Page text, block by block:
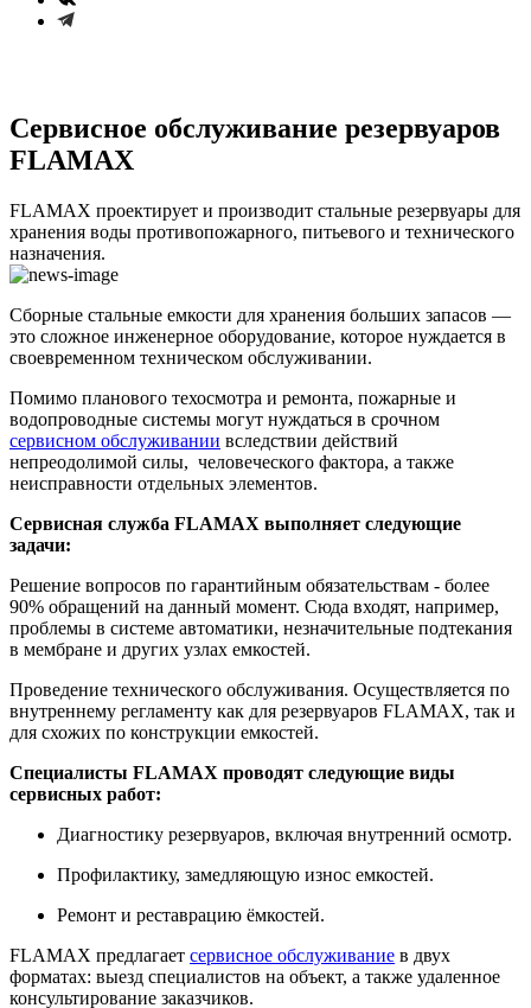
Сервисное обслуживание резервуаров
FLAMAX
FLAMAX проектирует и производит стальные резервуары для
хранения воды противопожарного, питьевого и технического
назначения.
Сборные стальные емкости для хранения больших запасов —
это сложное инженерное оборудование, которое нуждается в
своевременном техническом обслуживании.
Помимо планового техосмотра и ремонта, пожарные и
водопроводные системы могут нуждаться в срочном
сервисном обслуживании вследствии действий
непреодолимой силы, человеческого фактора, а также
неисправности отдельных элементов.
Сервисная служба FLAMAX выполняет следующие
задачи:
Решение вопросов по гарантийным обязательствам - более
90% обращений на данный момент. Сюда входят, например,
проблемы в системе автоматики, незначительные подтекания
в мембране и других узлах емкостей.
Проведение технического обслуживания. Осуществляется по
внутреннему регламенту как для резервуаров FLAMAX, так и
для схожих по конструкции емкостей.
Специалисты FLAMAX проводят следующие виды
сервисных работ:
Диагностику резервуаров, включая внутренний осмотр.
Профилактику, замедляющую износ емкостей.
Ремонт и реставрацию ёмкостей.
FLAMAX предлагает сервисное обслуживание в двух
форматах: выезд специалистов на объект, а также удаленное
консультирование заказчиков.